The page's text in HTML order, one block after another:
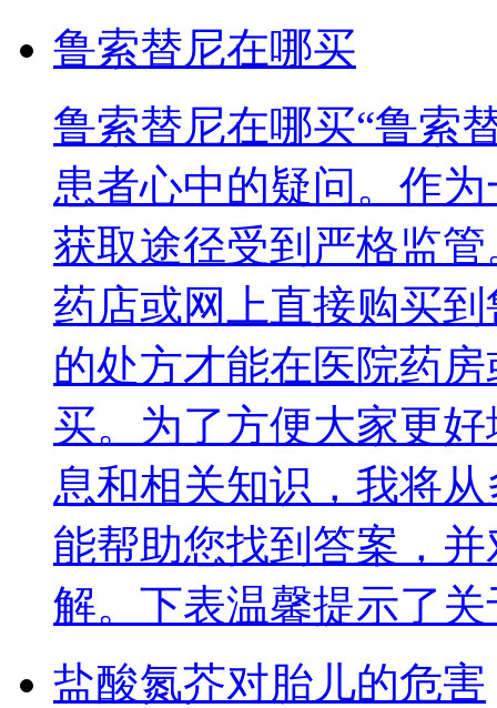
鲁索替尼在哪买
鲁索替尼在哪买“鲁索
患者心中的疑问。作
获取途径受到严格监
药店或网上直接购买
的处方才能在医院药
买。为了方便大家更
息和相关知识，我将
能帮助您找到答案，
解。下表温馨提示了
盐酸氮芥对胎儿的危害